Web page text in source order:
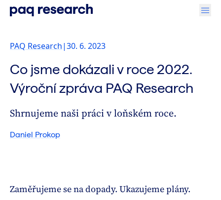
PAQ Research|30. 6. 2023
Co jsme dokázali v roce 2022.
Výroční zpráva PAQ Research
Shrnujeme naši práci v loňském roce.
Daniel Prokop
Zaměřujeme se na dopady. Ukazujeme plány.